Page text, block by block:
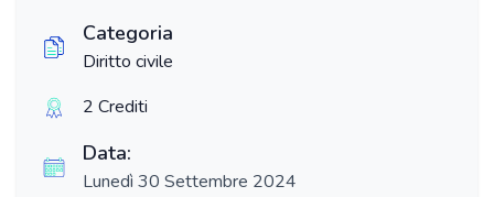
Categoria
Diritto civile
2 Crediti
Data:
Lunedì 30 Settembre 2024